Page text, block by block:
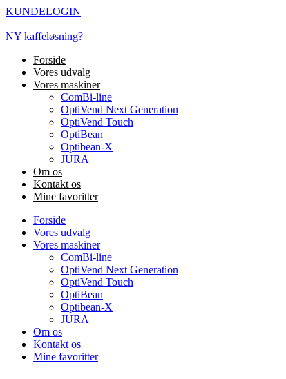
Videre
indhold
KUNDELOGIN
NY kaffeløsning?
Forside
Vores udvalg
Vores maskiner
ComBi-line
OptiVend Next Generation
OptiVend Touch
OptiBean
Optibean-X
JURA
Om os
Kontakt os
Mine favoritter
Forside
Vores udvalg
Vores maskiner
ComBi-line
OptiVend Next Generation
OptiVend Touch
OptiBean
Optibean-X
JURA
Om os
Kontakt os
Mine favoritter